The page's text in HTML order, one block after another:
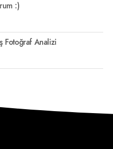
:)
Fotoğraf Analizi